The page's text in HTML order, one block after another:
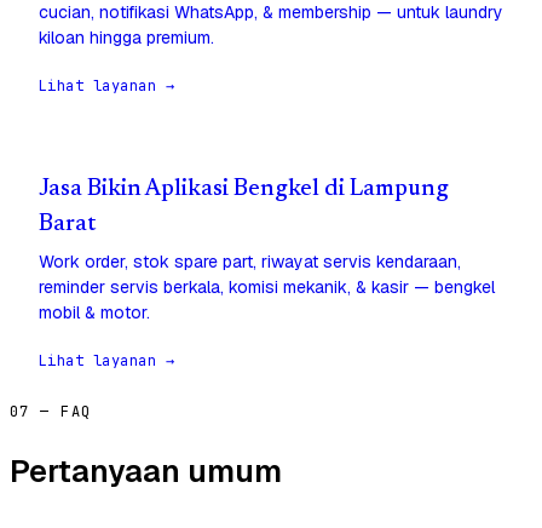
cucian, notifikasi WhatsApp, & membership — untuk laundry
kiloan hingga premium.
Lihat layanan →
Jasa Bikin Aplikasi Bengkel di Lampung
Barat
Work order, stok spare part, riwayat servis kendaraan,
reminder servis berkala, komisi mekanik, & kasir — bengkel
mobil & motor.
Lihat layanan →
07 — FAQ
Pertanyaan umum